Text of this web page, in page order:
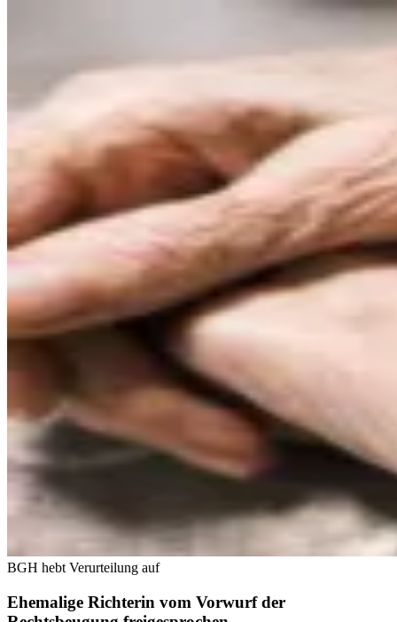
BGH hebt Verurteilung auf
Ehemalige Richterin vom Vorwurf der